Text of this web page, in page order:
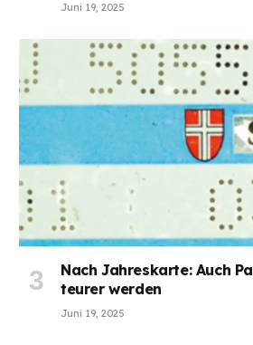
Juni 19, 2025
Nach Jahreskarte: Auch
teurer werden
Juni 19, 2025